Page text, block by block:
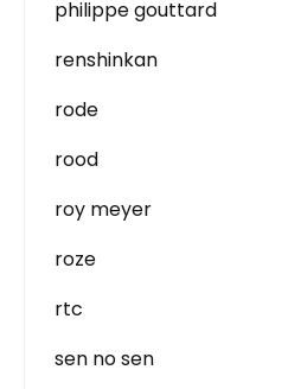
philippe gouttard
renshinkan
rode
rood
roy meyer
roze
rtc
sen no sen